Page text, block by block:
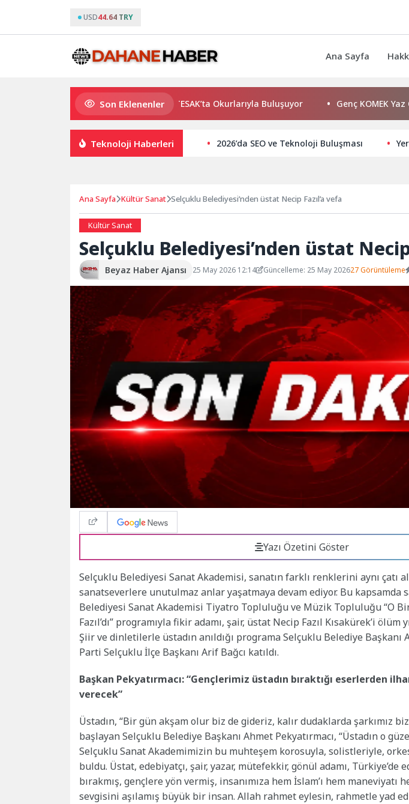
USD44.64 TRY
Ana Sayfa
Son Eklenenler
Usta Yazar Burhan Sönmez TESAK’ta Okurlarıyla Buluşuyor Genç KOMEK Yaz Okulu
Teknoloji Haberleri 2026’da SEO ve Teknoloji Buluşması
Ana Sayfa Kültür Sanat Selçuklu Belediyesi’nden üstat Necip Fazıl’a vefa
Kültür Sanat
Selçuklu Belediyesi’nden üstat Necip
Beyaz Haber Ajansı 25 May 2026 12:14 Güncelleme: 25 May 202627 Görüntüleme
Yazı Özetini Göster
Selçuklu Belediyesi Sanat Akademisi, sanatın farklı renklerini aynı çatı
sanatseverlere unutulmaz anlar yaşatmaya devam ediyor. Bu kapsamda
Belediyesi Sanat Akademisi Tiyatro Topluluğu ve Müzik Topluluğu “O
Fazıl’dı” programıyla fikir adamı, şair, üstat Necip Fazıl Kısakürek’i ölüm
Şiir ve dinletilerle üstadın anıldığı programa Selçuklu Belediye Başkanı
Parti Selçuklu İlçe Başkanı Arif Bağcı katıldı.
Başkan Pekyatırmacı: “Gençlerimiz üstadın bıraktığı eserlerden
verecek”
Üstadın, “Bir gün akşam olur biz de gideriz, kalır dudaklarda şarkımız
başlayan Selçuklu Belediye Başkanı Ahmet Pekyatırmacı, “Üstadın o
Selçuklu Sanat Akademimizin bu muhteşem korosuyla, solistleriyle,
buldu. Üstat, edebiyatçı, şair, yazar, mütefekkir, gönül adamı, Türkiye’de
bırakmış, gençlere yön vermiş, insanımıza hem İslam’ı hem
sevgisini aşılamış büyük bir insan. Allah rahmet eylesin, rahmetle yad